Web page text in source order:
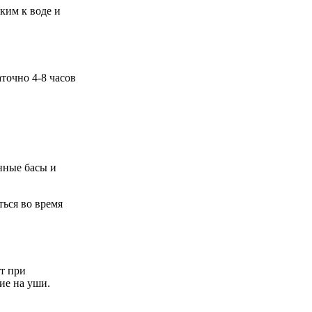
к воде и
4-8 часов
басы и
во время
при
на уши.